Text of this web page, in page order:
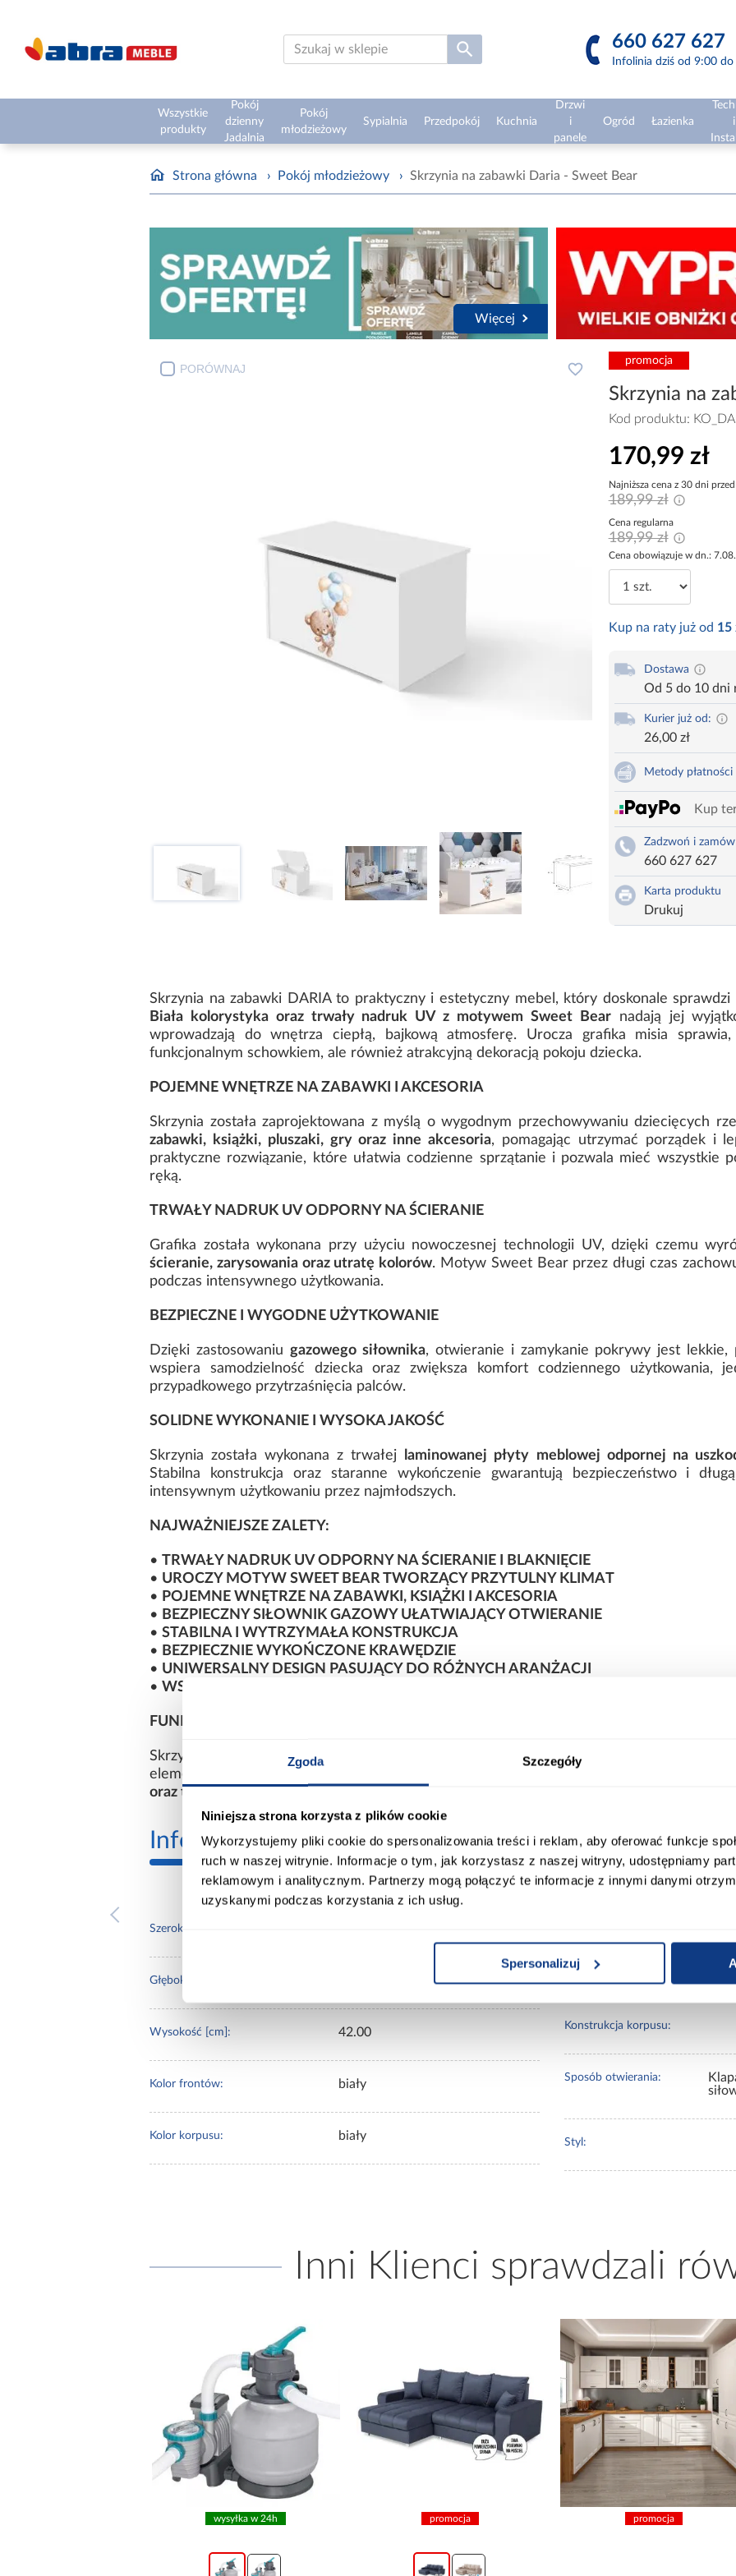
Zgoda Szczegóły
Niniejsza strona korzysta z plików cookie
Wykorzystujemy pliki cookie do spersonalizowania treści i reklam, aby oferować funkcje
ruch w naszej witrynie. Informacje o tym, jak korzystasz z naszej witryny, udostępniamy
reklamowym i analitycznym. Partnerzy mogą połączyć te informacje z innymi danymi
uzyskanymi podczas korzystania z ich usług.
Spersonalizuj
660 627 627
Infolinia dziś od 9:00
Wszystkie
produkty
Pokój
dzienny
Jadalnia
Pokój
młodzieżowy
Sypialnia Przedpokój Kuchnia
Drzwi
i
panele
Ogród Łazienka
i
Strona główna › Pokój młodzieżowy › Skrzynia na zabawki Daria - Sweet Bear
Więcej
PORÓWNAJ
promocja
Skrzynia na
Kod produktu:
170,99 zł
Najniższa cena z 30 dni
189,99 zł
Cena regularna
189,99 zł
Cena obowiązuje w dn.:
Kup na raty już od 15
Dostawa
Od 5 do 10 dni
Kurier już od:
26,00 zł
Metody płatności
Kup
Zadzwoń i zamów
660 627 627
Karta produktu
Drukuj
Skrzynia na zabawki DARIA to praktyczny i estetyczny mebel, który doskonale
Biała kolorystyka oraz trwały nadruk UV z motywem Sweet Bearnadają jej
wprowadzają do wnętrza ciepłą, bajkową atmosferę. Urocza grafika misia
funkcjonalnym schowkiem, ale również atrakcyjną dekoracją pokoju dziecka.
POJEMNE WNĘTRZE NA ZABAWKI I AKCESORIA
Skrzynia została zaprojektowana z myślą o wygodnym przechowywaniu dziecięcych
zabawki, książki, pluszaki, gry oraz inne akcesoria, pomagając utrzymać porządek i
praktyczne rozwiązanie, które ułatwia codzienne sprzątanie i pozwala mieć wszystkie
ręką.
TRWAŁY NADRUK UV ODPORNY NA ŚCIERANIE
Grafika została wykonana przy użyciu nowoczesnej technologii UV, dzięki czemu
ścieranie, zarysowania oraz utratę kolorów. Motyw Sweet Bear przez długi czas
podczas intensywnego użytkowania.
BEZPIECZNE I WYGODNE UŻYTKOWANIE
Dzięki zastosowaniu gazowego siłownika, otwieranie i zamykanie pokrywy jest lekkie,
wspiera samodzielność dziecka oraz zwiększa komfort codziennego użytkowania,
przypadkowego przytrzaśnięcia palców.
SOLIDNE WYKONANIE I WYSOKA JAKOŚĆ
Skrzynia została wykonana z trwałej laminowanej płyty meblowej odpornej na
Stabilna konstrukcja oraz staranne wykończenie gwarantują bezpieczeństwo i
intensywnym użytkowaniu przez najmłodszych.
NAJWAŻNIEJSZE ZALETY:
• TRWAŁY NADRUK UV ODPORNY NA ŚCIERANIE I BLAKNIĘCIE
• UROCZY MOTYW SWEET BEAR TWORZĄCY PRZYTULNY KLIMAT
• POJEMNE WNĘTRZE NA ZABAWKI, KSIĄŻKI I AKCESORIA
• BEZPIECZNY SIŁOWNIK GAZOWY UŁATWIAJĄCY OTWIERANIE
• STABILNA I WYTRZYMAŁA KONSTRUKCJA
• BEZPIECZNIE WYKOŃCZONE KRAWĘDZIE
• UNIWERSALNY DESIGN PASUJĄCY DO RÓŻNYCH ARANŻACJI
• WSPIERA NAUKĘ PORZĄDKU I SAMODZIELNOŚĆ DZIECKA
FUNKCJONALNOŚĆ I PRZYTULNY STYL W JEDNYM
Skrzynia na zabawki DARIA z nadrukiem Sweet Bear to idealne połączenie
elementu wyposażenia pokoju dziecięcego.
Pomaga utrzymać porządek, zapewnia
oraz tworzy ciepłą i przyjazną atmosferę sprzyjającą codziennym zabawom.
Informacje Informacje o produkcie
Szerokość [cm]:
Głębokość [cm]:
Wysokość [cm]: 42.00
Kolor frontów: biały
Kolor korpusu: biały
Konstrukcja frontów:
Konstrukcja korpusu:
Sposób otwierania:
Styl:
Inni Klienci sprawdzali
promocja promocja